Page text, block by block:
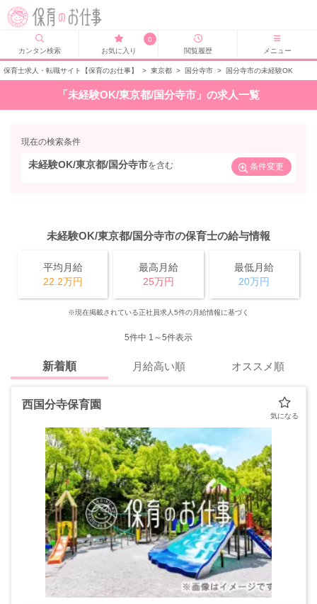
カンタン検索
0
お気に入り
閲覧履歴 メニュー
保育士求人・転職サイト【保育のお仕事】 > 東京都 > 国分寺市 > 国分寺市の未経験OK
「未経験OK/東京都/国分寺市」の求人一覧
現在の検索条件
未経験OK/東京都/国分寺市を含む 条件変更
未経験OK/東京都/国分寺市の保育士の給与情報
平均月給
22.2万円
最高月給
25万円
最低月給
20万円
※現在掲載されている正社員求人5件の月給情報に基づく
5件中 1～5件表示
新着順 月給高い順 オススメ順
西国分寺保育園